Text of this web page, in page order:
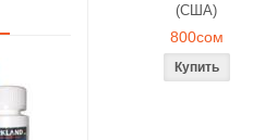
(США)
800сом